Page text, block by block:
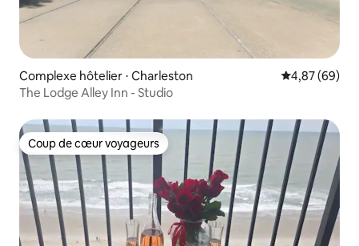
Complexe hôtelier ⋅ Charleston Évaluation
4,87 (69)
The Lodge Alley Inn - Studio
Coup de cœur voyageurs
Coup de cœur voyageurs